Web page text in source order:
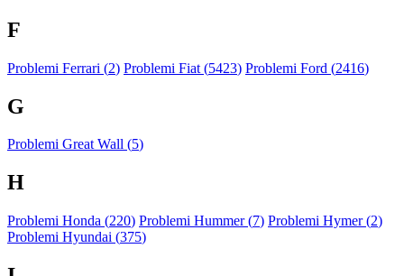
F
Problemi Ferrari (2) Problemi Fiat (5423) Problemi Ford (2416)
G
Problemi Great Wall (5)
H
Problemi Honda (220) Problemi Hummer (7) Problemi Hymer (2)
Problemi Hyundai (375)